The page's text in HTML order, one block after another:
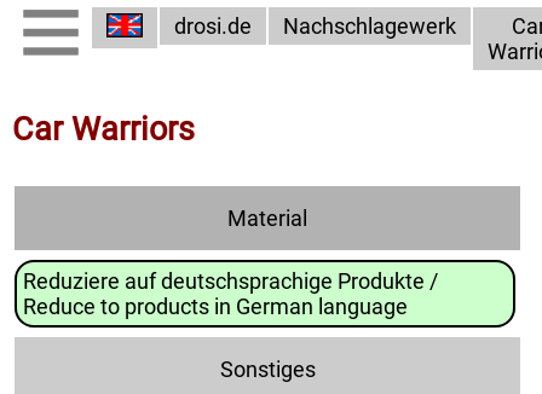
drosi.de Nachschlagewerk
Car Warriors
Material
Reduziere auf deutschsprachige Produkte /
Reduce to products in German language
Sonstiges